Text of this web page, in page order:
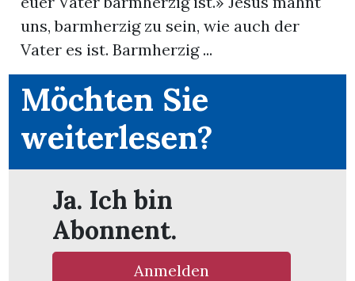
App
Burg
uns, barmherzig zu sein, wie auch der
Vater es ist. Barmherzig ...
Möchten Sie
weiterlesen?
Ja. Ich bin
Abonnent.
Anmelden